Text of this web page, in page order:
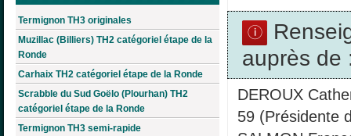
Termignon TH3 originales
Muzillac (Billiers) TH2 catégoriel étape de la
Ronde
Carhaix TH2 catégoriel étape de la Ronde
Scrabble du Sud Goëlo (Plourhan) TH2
catégoriel étape de la Ronde
Termignon TH3 semi-rapide
auprès de
DEROUX
59 (Présidente